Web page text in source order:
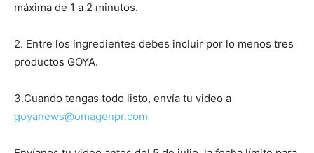
máxima de 1 a 2 minutos.
2. Entre los ingredientes debes incluir por lo menos tres
productos GOYA.
3.Cuando tengas todo listo, envía tu video a
goyanews@omagenpr.com